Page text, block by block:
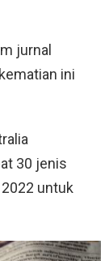
jurnal
ini
30 jenis
2022 untuk